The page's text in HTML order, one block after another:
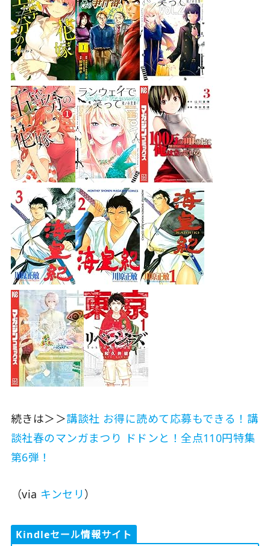
続きは＞＞講談社 お得に読めて応募もできる！講
談社春のマンガまつり ドドンと！全点110円特集
第6弾！
（via キンセリ ）
Kindleセール情報サイト